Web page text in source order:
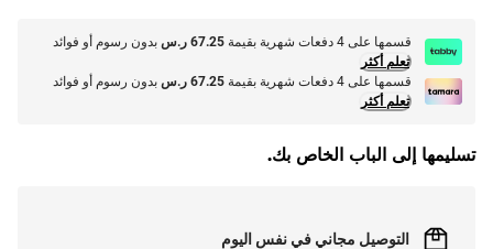
قسمها على 4 دفعات شهرية بقيمة 67.25 ر.س
بدون رسوم أو فوائد
تعلم أكثر
قسمها على 4 دفعات شهرية بقيمة
67.25 ر.س
بدون رسوم أو فوائد
تعلم أكثر
تسليمها إلى الباب الخاص بك.
التوصيل مجاني في نفس اليوم